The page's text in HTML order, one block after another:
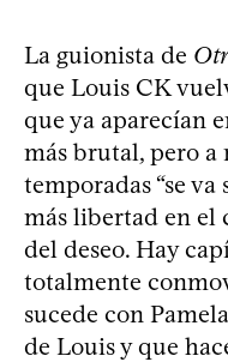
La guionista de
que Louis CK
que ya aparecían
más brutal, pero a
temporadas “se
más libertad en el
del deseo. Hay
totalmente
sucede con
de Louis y que